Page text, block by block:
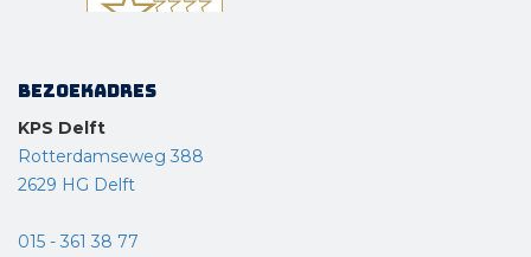
Bezoekadres
KPS Delft
Rotterdamseweg 388
2629 HG Delft
015 - 361 38 77